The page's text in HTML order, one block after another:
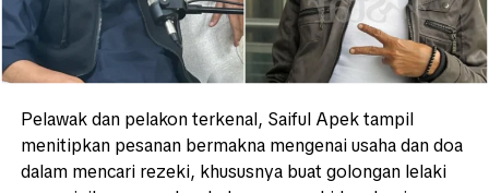
Pelawak dan pelakon terkenal, Saiful Apek tampil
menitipkan pesanan bermakna mengenai usaha dan doa
dalam mencari rezeki, khususnya buat golongan lelaki